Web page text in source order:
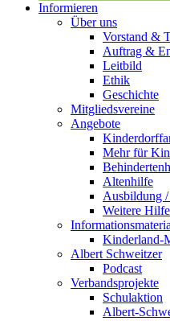
Informieren
Über uns
Vorstand &
Auftrag &
Leitbild
Ethik
Geschichte
Mitgliedsvereine
Angebote
Mehr für
Altenhilfe
Ausbildung
Weitere
Kinderland-
Albert Schweitzer
Podcast
Verbandsprojekte
Schulaktion
Albert-